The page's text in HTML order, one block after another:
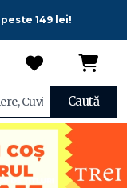
149 lei!
Caută